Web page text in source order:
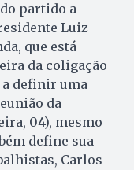
partido a
Luiz
que está
da coligação
a definir uma
da
04), mesmo
define sua
Carlos